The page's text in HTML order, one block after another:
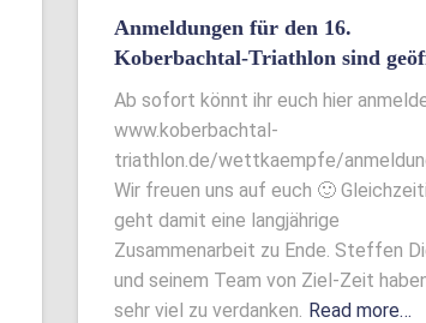
Anmeldungen für den 16.
Koberbachtal-Triathlon sind
Ab sofort könnt ihr euch hier
www.koberbachtal-
triathlon.de/wettkaempfe/
Wir freuen uns auf euch 🙂
geht damit eine langjährige
Zusammenarbeit zu Ende. Steffen
und seinem Team von Ziel-Zeit
sehr viel zu verdanken. Read more…